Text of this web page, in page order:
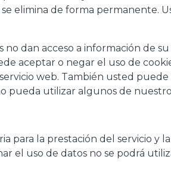
elimina de forma permanente.
no dan acceso a información de
aceptar o negar el uso de
web. También usted puede
pueda utilizar algunos de
para la prestación del servicio y
el uso de datos no se podrá